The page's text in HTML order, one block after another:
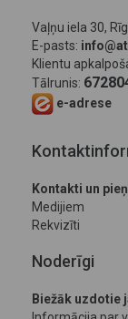
Vaļņu iela 30,
E-pasts:
Klientu
Tālrunis:
e-adrese
Kontakti un
Medijiem
Rekvizīti
Noderīgi
Biežāk uzdotie